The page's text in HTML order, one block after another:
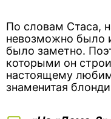
По словам Стаса,
невозможно было
было заметно.
которыми он
настоящему
знаменитая